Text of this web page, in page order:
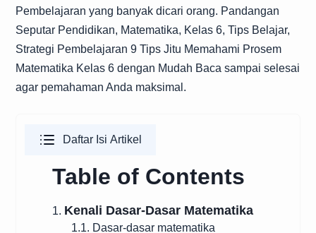
Pembelajaran yang banyak dicari orang. Pandangan
Seputar Pendidikan, Matematika, Kelas 6, Tips Belajar,
Strategi Pembelajaran 9 Tips Jitu Memahami Prosem
Matematika Kelas 6 dengan Mudah Baca sampai selesai
agar pemahaman Anda maksimal.
Daftar Isi Artikel
Table of Contents
1. Kenali Dasar-Dasar Matematika
1.1. Dasar-dasar matematika